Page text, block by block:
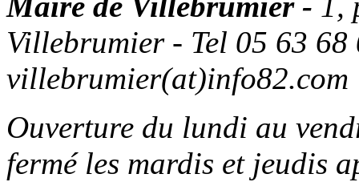
Villebrumier - Tel 05 63
villebrumier(at)info82.com
Ouverture du lundi au
fermé les mardis et jeudis